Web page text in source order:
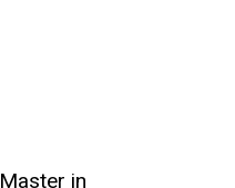
Master in